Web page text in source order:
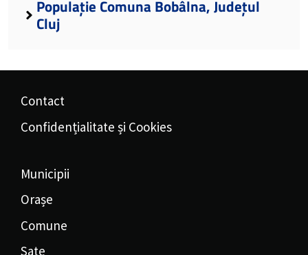
Populație Comuna Bobâlna, Județul
Cluj
Contact
Confidențialitate și Cookies
Municipii
Orașe
Comune
Sate